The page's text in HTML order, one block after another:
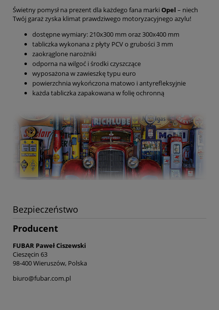
Świetny pomysł na prezent dla każdego fana marki Opel – niech
Twój garaż zyska klimat prawdziwego motoryzacyjnego azylu!
dostępne wymiary: 210x300 mm oraz 300x400 mm
tabliczka wykonana z płyty PCV o grubości 3 mm
zaokrąglone narożniki
odporna na wilgoć i środki czyszczące
wyposażona w zawieszkę typu euro
powierzchnia wykończona matowo i antyrefleksyjnie
każda tabliczka zapakowana w folię ochronną
Bezpieczeństwo
Producent
FUBAR Paweł Ciszewski
Cieszęcin 63
98-400 Wieruszów, Polska
biuro@fubar.com.pl